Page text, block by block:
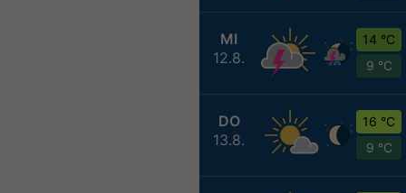
MI
12.8.
14 °C
9 °C
DO
13.8.
16 °C
9 °C